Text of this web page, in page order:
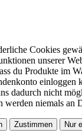
Cookies
unserer
du Produkte im
einloggen
dadurch nicht
werden niemals an
Zustimmen Nur